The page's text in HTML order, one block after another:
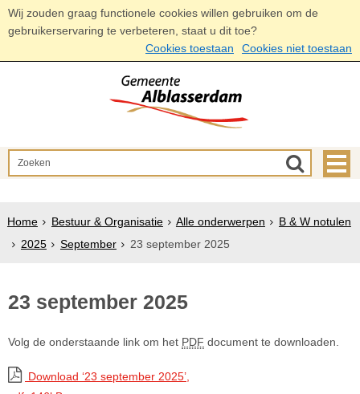
Wij zouden graag functionele cookies willen gebruiken om de
gebruikerservaring te verbeteren, staat u dit toe?
Cookies toestaan
Cookies niet toestaan
Home Bestuur & Organisatie Alle onderwerpen
B & W notulen
2025
September 23 september 2025
23 september 2025
Volg de onderstaande link om het PDF document te downloaden.
Download ‘23 september 2025’,